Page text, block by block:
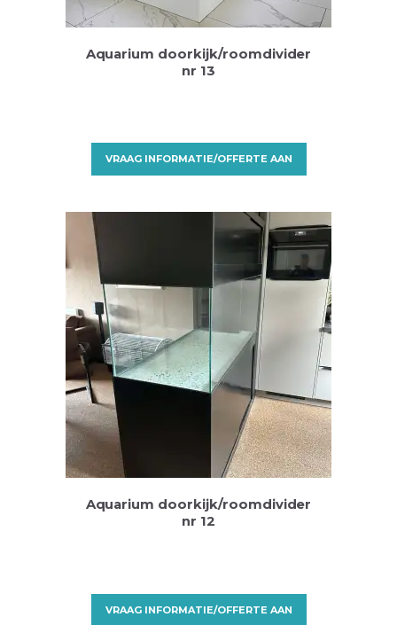
Aquarium doorkijk/roomdivider
nr 13
VRAAG INFORMATIE/OFFERTE AAN
Aquarium doorkijk/roomdivider
nr 12
VRAAG INFORMATIE/OFFERTE AAN